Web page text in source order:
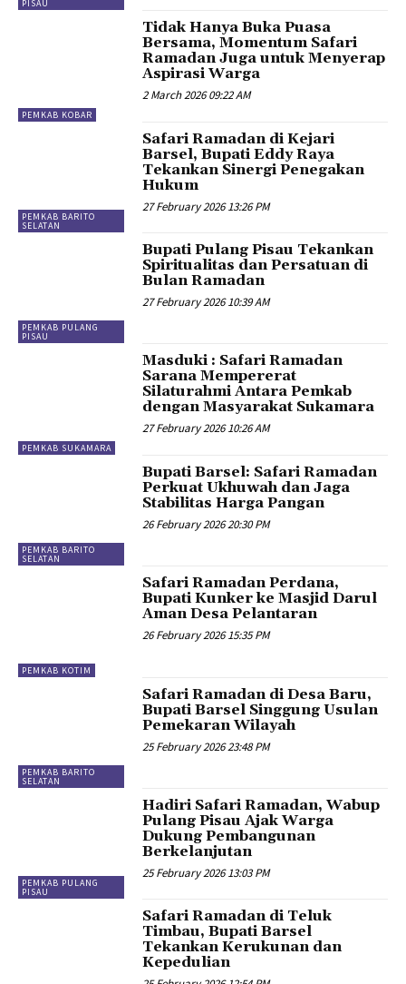
PISAU
PEMKAB KOBAR
Tidak Hanya Buka Puasa
Bersama, Momentum Safari
Ramadan Juga untuk Menyerap
Aspirasi Warga
2 March 2026 09:22 AM
PEMKAB BARITO
SELATAN
Safari Ramadan di Kejari
Barsel, Bupati Eddy Raya
Tekankan Sinergi Penegakan
Hukum
27 February 2026 13:26 PM
PEMKAB PULANG
PISAU
Bupati Pulang Pisau Tekankan
Spiritualitas dan Persatuan di
Bulan Ramadan
27 February 2026 10:39 AM
PEMKAB SUKAMARA
Masduki : Safari Ramadan
Sarana Mempererat
Silaturahmi Antara Pemkab
dengan Masyarakat Sukamara
27 February 2026 10:26 AM
PEMKAB BARITO
SELATAN
Bupati Barsel: Safari Ramadan
Perkuat Ukhuwah dan Jaga
Stabilitas Harga Pangan
26 February 2026 20:30 PM
PEMKAB KOTIM
Safari Ramadan Perdana,
Bupati Kunker ke Masjid Darul
Aman Desa Pelantaran
26 February 2026 15:35 PM
PEMKAB BARITO
SELATAN
Safari Ramadan di Desa Baru,
Bupati Barsel Singgung Usulan
Pemekaran Wilayah
25 February 2026 23:48 PM
PEMKAB PULANG
PISAU
Hadiri Safari Ramadan, Wabup
Pulang Pisau Ajak Warga
Dukung Pembangunan
Berkelanjutan
25 February 2026 13:03 PM
‎Safari Ramadan di Teluk
Timbau, Bupati Barsel
Tekankan Kerukunan dan
Kepedulian